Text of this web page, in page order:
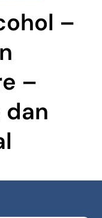
–
–
dan